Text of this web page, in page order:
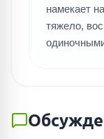
намекает
тяжело,